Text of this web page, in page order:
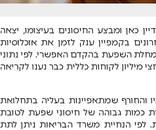
כאן ומבצע החיסונים בעיצומו, יצאה
בקמפיין ענק לזמן את אוכלוסיות
השפעת בהקדם האפשרי. לפי נתוני
מיליון לקוחות כללית כבר נענו לקריאה
והחורף שמתאפיינות בעליה בתחלואת
כמות גבוהה של חיסוני שפעת לטובת
לפי הנחיית משרד הבריאות ניתן לתת